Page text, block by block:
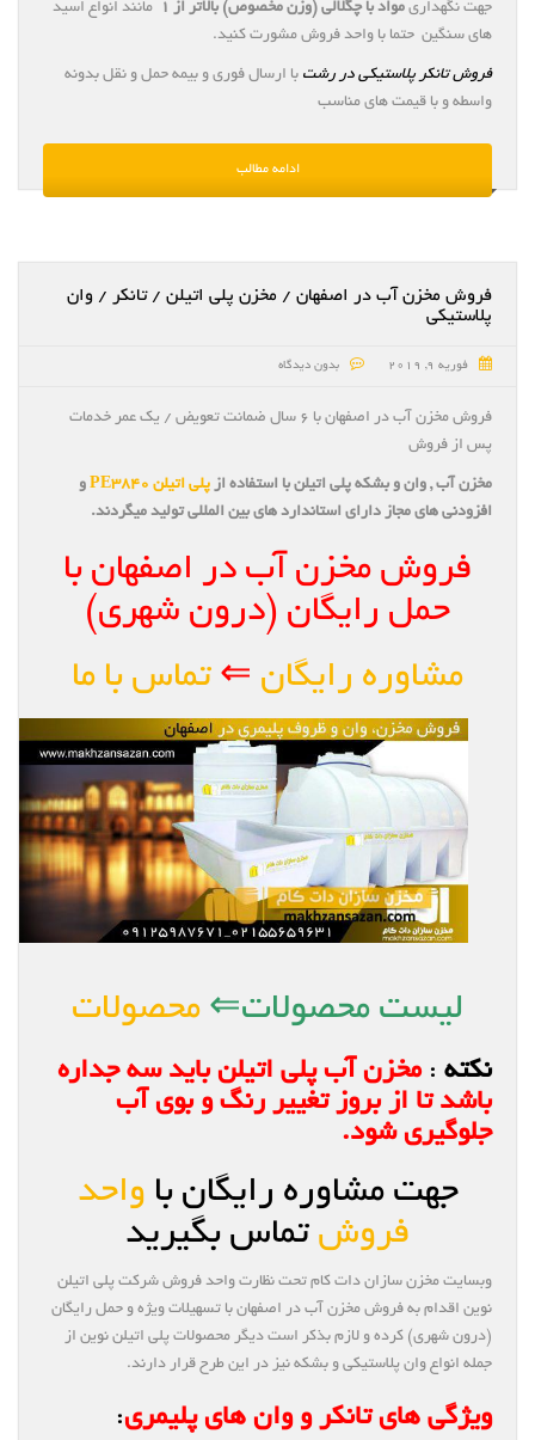
جهت نگهداری مواد با چگلالی (وزن مخصوص) بالاتر از ۱
مانند انواع اسید
های سنگین حتما با واحد فروش مشورت کنید.
فروش تانکر پلاستیکی در رشت با ارسال فوری و بیمه حمل و نقل بدونه
واسطه و با قیمت های مناسب
ادامه مطالب
فروش مخزن آب در اصفهان / مخزن پلی اتیلن / تانکر / وان
پلاستیکی
فوریه 9, 2019 بدون دیدگاه
فروش مخزن آب در اصفهان با ۶ سال ضمانت تعویض / یک عمر خدمات
پس از فروش
مخزن آب , وان و بشکه پلی اتیلن با استفاده از پلی اتیلن PE3840
و
افزودنی های مجاز دارای استاندارد های بین المللی تولید میگردند.
فروش مخزن آب در اصفهان با
حمل رایگان (درون شهری)
مشاوره رایگان ⇐ تماس با ما
لیست محصولات⇐ محصولات
نکته :مخزن آب پلی اتیلن باید سه جداره
باشد تا از بروز تغییر رنگ و بوی آب
جلوگیری شود.
جهت مشاوره رایگان با واحد
فروش تماس بگیرید
وبسایت مخزن سازان دات کام تحت نظارت واحد فروش شرکت پلی اتیلن
نوین اقدام به فروش مخزن آب در اصفهان با تسهیلات ویژه و حمل رایگان
(درون شهری) کرده و لازم بذکر است دیگر محصولات پلی اتیلن نوین از
جمله انواع وان پلاستیکی و بشکه نیز در این طرح قرار دارند.
ویژگی های تانکر و وان های پلیمری: